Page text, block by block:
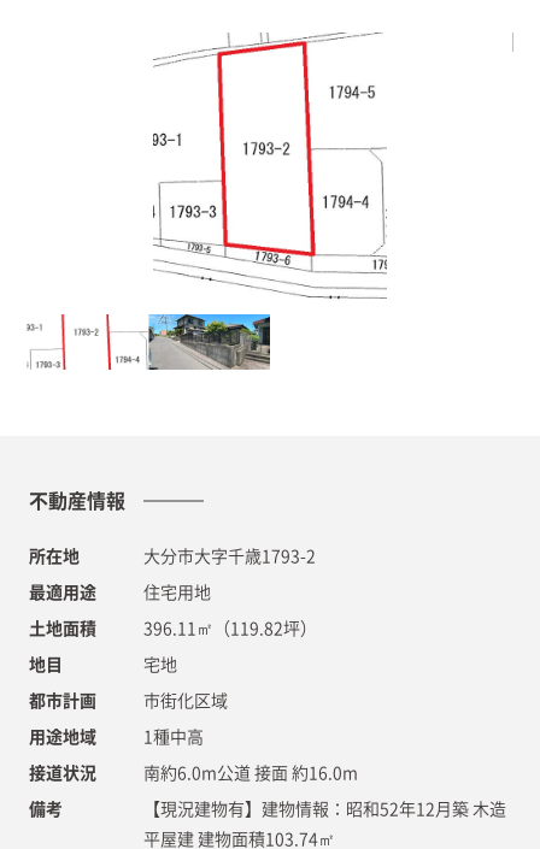
不動産情報
所在地 大分市大字千歳1793-2
最適用途 住宅用地
土地面積 396.11㎡（119.82坪）
地目 宅地
都市計画 市街化区域
用途地域 1種中高
接道状況 南約6.0m公道 接面 約16.0m
備考
【現況建物有】建物情報：昭和52年12月築 木造
平屋建 建物面積103.74㎡